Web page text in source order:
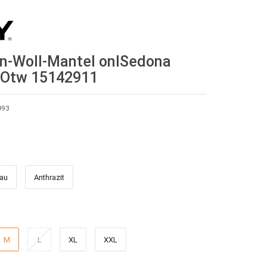
Woll-Mantel onlSedona
15142911
Anthrazit
M L XL XXL